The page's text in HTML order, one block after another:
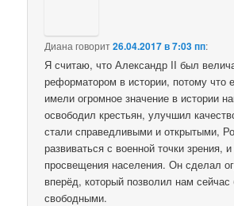
Диана говорит26.04.2017 в 7:03 пп:
Я считаю, что Александр II был
реформатором в истории, потому что
имели огромное значение в истории
освободил крестьян, улучшил
стали справедливыми и открытыми,
развиваться с военной точки зрения,
просвещения населения. Он сделал
вперёд, который позволил нам сейчас
свободными.